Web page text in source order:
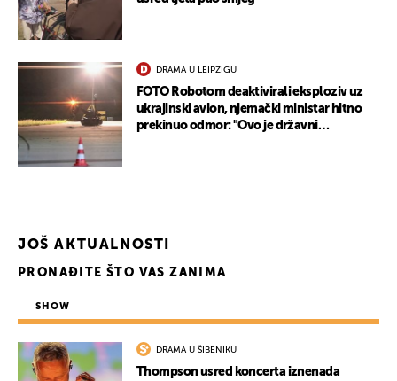
DRAMA U LEIPZIGU
FOTO Robotom deaktivirali eksploziv uz
ukrajinski avion, njemački ministar hitno
prekinuo odmor: "Ovo je državni
JOŠ AKTUALNOSTI
PRONAĐITE ŠTO VAS ZANIMA
SHOW
DRAMA U ŠIBENIKU
Thompson usred koncerta iznenada